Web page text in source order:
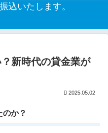
込いたします。
？新時代の貸金業が
2025.05.02
のか？